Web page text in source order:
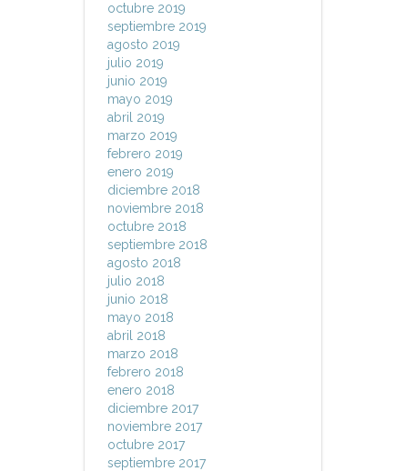
octubre 2019
septiembre 2019
agosto 2019
julio 2019
junio 2019
mayo 2019
abril 2019
marzo 2019
febrero 2019
enero 2019
diciembre 2018
noviembre 2018
octubre 2018
septiembre 2018
agosto 2018
julio 2018
junio 2018
mayo 2018
abril 2018
marzo 2018
febrero 2018
enero 2018
diciembre 2017
noviembre 2017
octubre 2017
septiembre 2017